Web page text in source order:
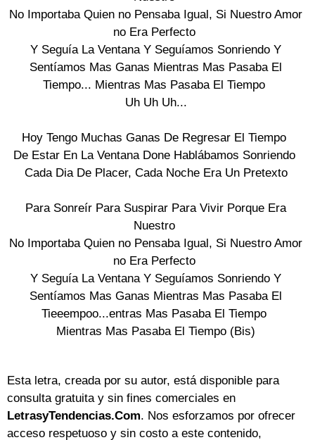
No Importaba Quien no Pensaba Igual, Si Nuestro Amor
no Era Perfecto
Y Seguía La Ventana Y Seguíamos Sonriendo Y
Sentíamos Mas Ganas Mientras Mas Pasaba El
Tiempo... Mientras Mas Pasaba El Tiempo
Uh Uh Uh...
Hoy Tengo Muchas Ganas De Regresar El Tiempo
De Estar En La Ventana Done Hablábamos Sonriendo
Cada Dia De Placer, Cada Noche Era Un Pretexto
Para Sonreír Para Suspirar Para Vivir Porque Era
Nuestro
No Importaba Quien no Pensaba Igual, Si Nuestro Amor
no Era Perfecto
Y Seguía La Ventana Y Seguíamos Sonriendo Y
Sentíamos Mas Ganas Mientras Mas Pasaba El
Tieeempoo...entras Mas Pasaba El Tiempo
Mientras Mas Pasaba El Tiempo (Bis)
Esta letra, creada por su autor, está disponible para
consulta gratuita y sin fines comerciales en
LetrasyTendencias.Com. Nos esforzamos por ofrecer
acceso respetuoso y sin costo a este contenido,